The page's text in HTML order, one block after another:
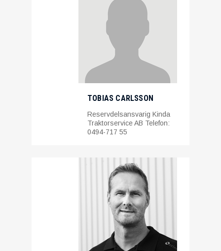
TOBIAS CARLSSON
Reservdelsansvarig Kinda
Traktorservice AB Telefon:
0494-717 55